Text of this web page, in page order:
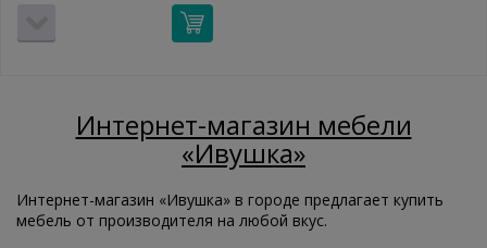
Интернет-магазин мебели
«Ивушка»
Интернет-магазин «Ивушка» в городе предлагает купить
мебель от производителя на любой вкус.